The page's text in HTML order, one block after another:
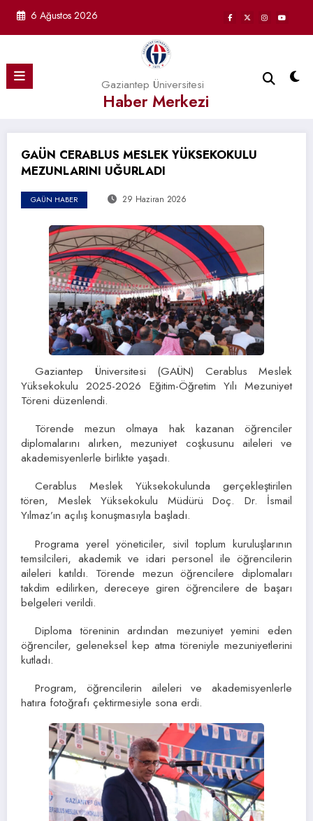
6 Ağustos 2026
Gaziantep Üniversitesi
Haber Merkezi
GAÜN CERABLUS MESLEK YÜKSEKOKULU
MEZUNLARINI UĞURLADI
GAÜN HABER 29 Haziran 2026
Gaziantep Üniversitesi (GAÜN) Cerablus Meslek
Yüksekokulu 2025-2026 Eğitim-Öğretim Yılı Mezuniyet
Töreni düzenlendi.
Törende mezun olmaya hak kazanan öğrenciler
diplomalarını alırken, mezuniyet coşkusunu aileleri ve
akademisyenlerle birlikte yaşadı.
Cerablus Meslek Yüksekokulunda gerçekleştirilen
tören, Meslek Yüksekokulu Müdürü Doç. Dr. İsmail
Yılmaz’ın açılış konuşmasıyla başladı.
Programa yerel yöneticiler, sivil toplum kuruluşlarının
temsilcileri, akademik ve idari personel ile öğrencilerin
aileleri katıldı. Törende mezun öğrencilere diplomaları
takdim edilirken, dereceye giren öğrencilere de başarı
belgeleri verildi.
Diploma töreninin ardından mezuniyet yemini eden
öğrenciler, geleneksel kep atma töreniyle mezuniyetlerini
kutladı.
Program, öğrencilerin aileleri ve akademisyenlerle
hatıra fotoğrafı çektirmesiyle sona erdi.